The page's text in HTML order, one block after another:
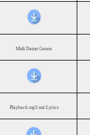
Midi Demo Genos
Playback mp3 mit Lyrics